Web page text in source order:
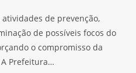
de prevenção,
de possíveis focos do
o compromisso da
Prefeitura…